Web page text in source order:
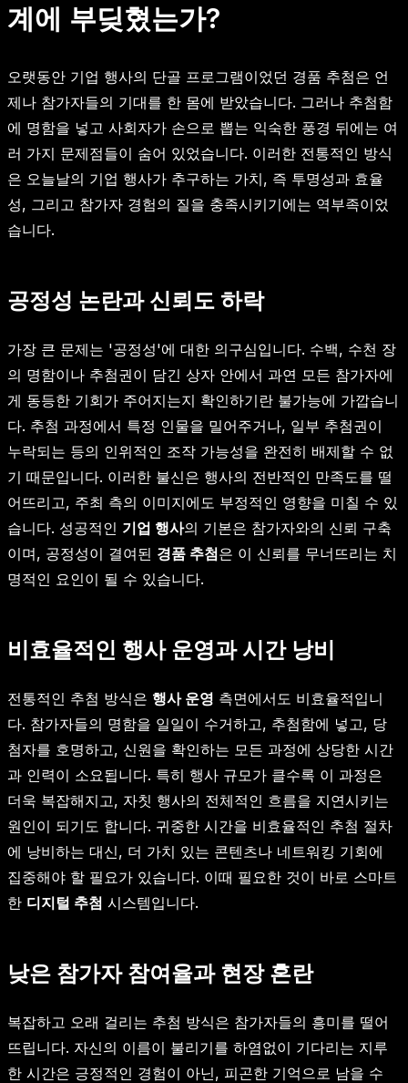
계에 부딪혔는가?
오랫동안 기업 행사의 단골 프로그램이었던 경품 추첨은 언
제나 참가자들의 기대를 한 몸에 받았습니다. 그러나 추첨함
에 명함을 넣고 사회자가 손으로 뽑는 익숙한 풍경 뒤에는 여
러 가지 문제점들이 숨어 있었습니다. 이러한 전통적인 방식
은 오늘날의 기업 행사가 추구하는 가치, 즉 투명성과 효율
성, 그리고 참가자 경험의 질을 충족시키기에는 역부족이었
습니다.
공정성 논란과 신뢰도 하락
가장 큰 문제는 '공정성'에 대한 의구심입니다. 수백, 수천 장
의 명함이나 추첨권이 담긴 상자 안에서 과연 모든 참가자에
게 동등한 기회가 주어지는지 확인하기란 불가능에 가깝습니
다. 추첨 과정에서 특정 인물을 밀어주거나, 일부 추첨권이
누락되는 등의 인위적인 조작 가능성을 완전히 배제할 수 없
기 때문입니다. 이러한 불신은 행사의 전반적인 만족도를 떨
어뜨리고, 주최 측의 이미지에도 부정적인 영향을 미칠 수 있
습니다. 성공적인 기업 행사의 기본은 참가자와의 신뢰 구축
이며, 공정성이 결여된 경품 추첨은 이 신뢰를 무너뜨리는 치
명적인 요인이 될 수 있습니다.
비효율적인 행사 운영과 시간 낭비
전통적인 추첨 방식은 행사 운영 측면에서도 비효율적입니
다. 참가자들의 명함을 일일이 수거하고, 추첨함에 넣고, 당
첨자를 호명하고, 신원을 확인하는 모든 과정에 상당한 시간
과 인력이 소요됩니다. 특히 행사 규모가 클수록 이 과정은
더욱 복잡해지고, 자칫 행사의 전체적인 흐름을 지연시키는
원인이 되기도 합니다. 귀중한 시간을 비효율적인 추첨 절차
에 낭비하는 대신, 더 가치 있는 콘텐츠나 네트워킹 기회에
집중해야 할 필요가 있습니다. 이때 필요한 것이 바로 스마트
한 디지털 추첨 시스템입니다.
낮은 참가자 참여율과 현장 혼란
복잡하고 오래 걸리는 추첨 방식은 참가자들의 흥미를 떨어
뜨립니다. 자신의 이름이 불리기를 하염없이 기다리는 지루
한 시간은 긍정적인 경험이 아닌, 피곤한 기억으로 남을 수